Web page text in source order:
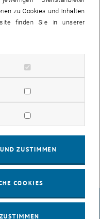
WLAN.
der Arbeiten wenden Sie
TUnet-
Fachbereichs oder an
zu Cookies und Inhalten
finden Sie in unserer
Cookies zulassen
Cookies zulassen
Cookies zulassen
ZUSTIMMEN
COOKIES